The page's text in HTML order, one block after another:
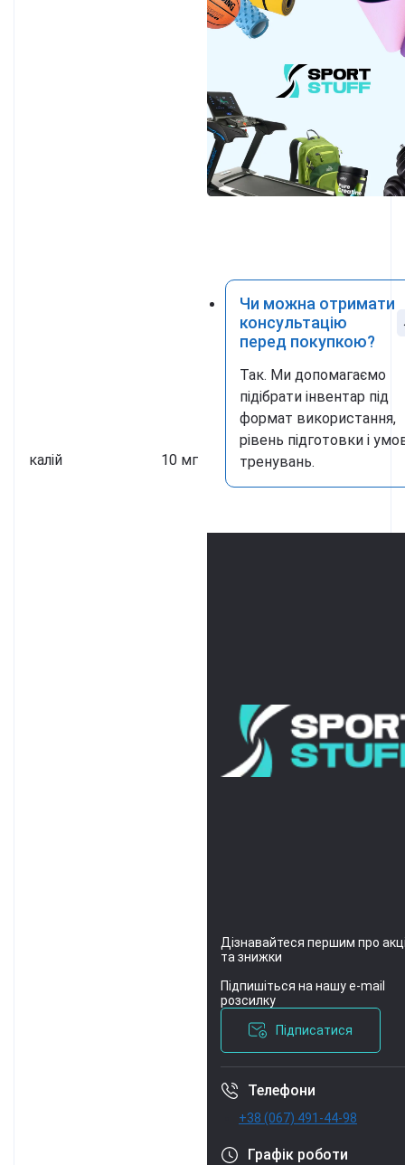
калій 10 мг
Чи можна отримати
консультацію
перед покупкою?
Так. Ми допомагаємо
підібрати інвентар під
формат використання,
рівень підготовки і
тренувань.
Дізнавайтеся першим про
та знижки
Підпишіться на нашу e-mail
розсилку
Підписатися
Умови угоди
Телефони
+38 (067) 491-44-98
Графік роботи